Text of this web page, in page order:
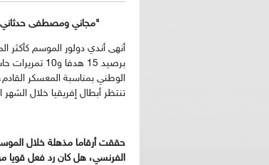
"مجاني ومصطفى حدثاني
أنهى أندي دولور الموسم كأكثر
برصيد 15
الوطني بمناسبة المعسكر
تنتظر أبطال إفريقيا خلال الشهر
الفرنسي، هل كان رد فعل قويا